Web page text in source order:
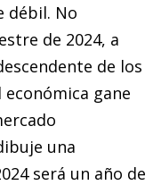
débil. No
de 2024, a
de los
gane
una
será un año de